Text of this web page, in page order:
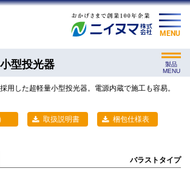
MENU
型投光器
製品
MENU
用した超軽量小型投光器。電源内蔵で施工も容易。
取扱説明書 梱包仕様表
バラストタイプ